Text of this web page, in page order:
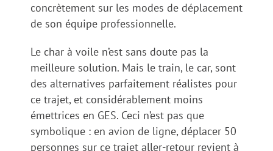
concrètement sur les modes de déplacement
de son équipe professionnelle.
Le char à voile n’est sans doute pas la
meilleure solution. Mais le train, le car, sont
des alternatives parfaitement réalistes pour
ce trajet, et considérablement moins
émettrices en GES. Ceci n’est pas que
symbolique : en avion de ligne, déplacer 50
personnes sur ce trajet aller-retour revient à